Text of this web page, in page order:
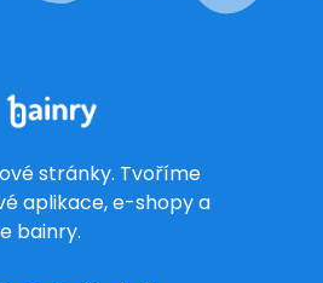
stránky. Tvoříme
aplikace, e-shopy a
bainry.